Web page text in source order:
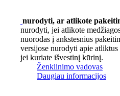
nurodyti, ar atlikote
nurodyti, jei atlikote
nuorodas į ankstesnius
versijose nurodyti apie
jei kuriate išvestinį kūrinį.
Ženklinimo vadovas
Daugiau informacijos